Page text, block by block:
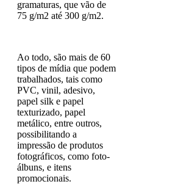
gramaturas, que vão de
75 g/m2 até 300 g/m2.
Ao todo, são mais de 60
tipos de mídia que podem
trabalhados, tais como
PVC, vinil, adesivo,
papel silk e papel
texturizado, papel
metálico, entre outros,
possibilitando a
impressão de produtos
fotográficos, como foto-
álbuns, e itens
promocionais.